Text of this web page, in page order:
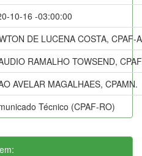
10-16 -03:00:00
DE LUCENA COSTA, CPAF-
RAMALHO TOWSEND,
AVELAR MAGALHAES, CPAMN.
Técnico (CPAF-RO)